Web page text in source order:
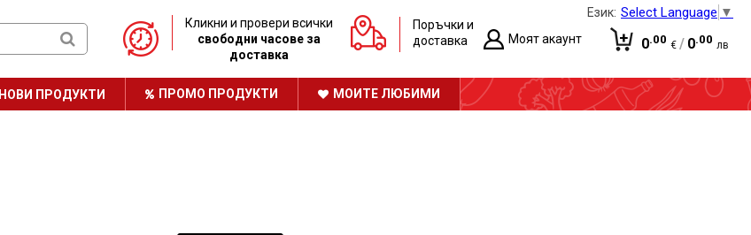
Език: Select Language ▼
Кликни и провери всички
свободни часове за
доставка
Поръчки и
доставка
Моят акаунт
Регистрация
0.00 € / 0.00 лв
Количката е празна!
НОВИ ПРОДУКТИ ПРОМО ПРОДУКТИ МОИТЕ ЛЮБИМИ